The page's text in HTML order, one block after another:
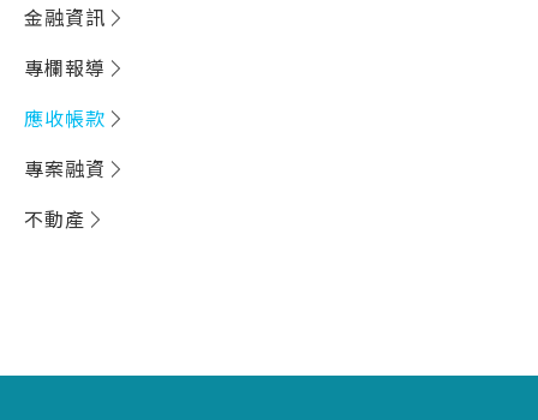
金融資訊
專欄報導
應收帳款
專案融資
不動產